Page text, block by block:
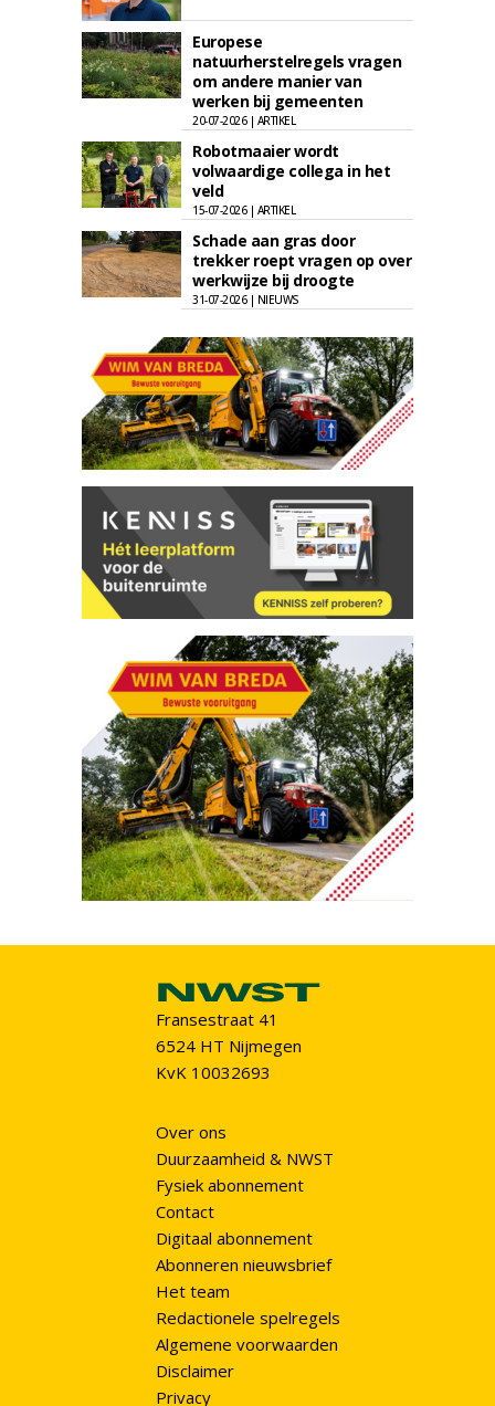
Europese
natuurherstelregels vragen
om andere manier van
werken bij gemeenten
20-07-2026 | ARTIKEL
Robotmaaier wordt
volwaardige collega in het
veld
15-07-2026 | ARTIKEL
Schade aan gras door
trekker roept vragen op over
werkwijze bij droogte
31-07-2026 | NIEUWS
Fransestraat 41
6524 HT Nijmegen
KvK 10032693
Over ons
Duurzaamheid & NWST
Fysiek abonnement
Contact
Digitaal abonnement
Abonneren nieuwsbrief
Het team
Redactionele spelregels
Algemene voorwaarden
Disclaimer
Privacy